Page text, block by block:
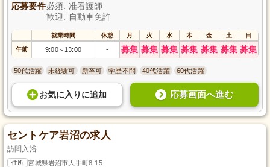
応募要件必須: 准看護師
歓迎: 自動車免許
就業時間 休憩 月 火 水 木 金 土 日
午前 9:00～ 13:00 - 募集 募集 募集 募集 募集 募集 募集
50代活躍 未経験可 新卒可 学歴不問 40代活躍 60代活躍
お気に入り に追加 応募画面へ進む
セントケア岩沼の求人
訪問入浴
住所 宮城県岩沼市大手町8-15